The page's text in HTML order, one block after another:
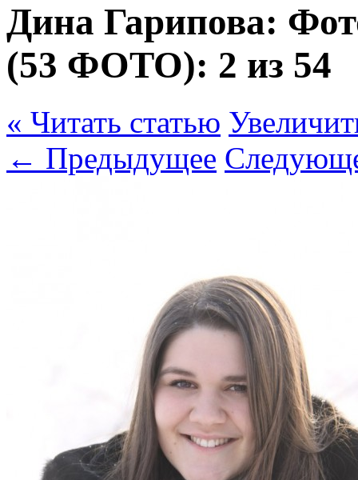
Дина Гарипова:
(53 ФОТО): 2 из 54
« Читать статью
← Предыдущее